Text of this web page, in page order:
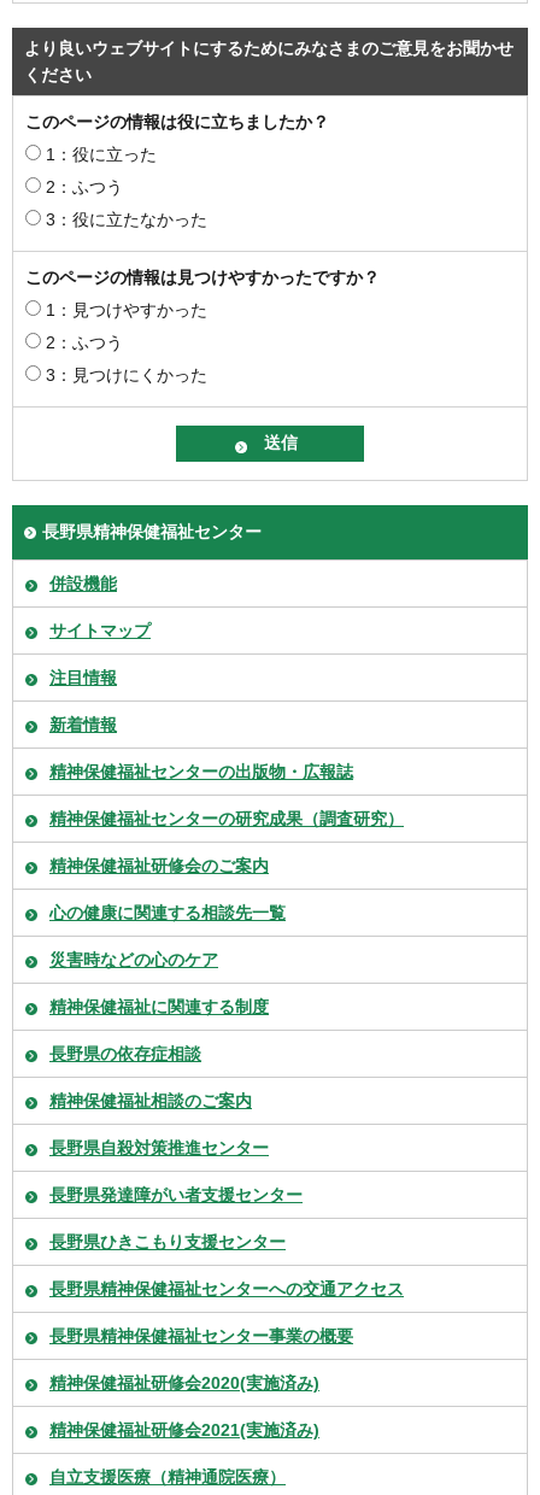
より良いウェブサイトにするためにみなさまのご意見をお聞かせ
ください
このページの情報は役に立ちましたか？
1：役に立った
2：ふつう
3：役に立たなかった
このページの情報は見つけやすかったですか？
1：見つけやすかった
2：ふつう
3：見つけにくかった
長野県精神保健福祉センター
併設機能
サイトマップ
注目情報
新着情報
精神保健福祉センターの出版物・広報誌
精神保健福祉センターの研究成果（調査研究）
精神保健福祉研修会のご案内
心の健康に関連する相談先一覧
災害時などの心のケア
精神保健福祉に関連する制度
長野県の依存症相談
精神保健福祉相談のご案内
長野県自殺対策推進センター
長野県発達障がい者支援センター
長野県ひきこもり支援センター
長野県精神保健福祉センターへの交通アクセス
長野県精神保健福祉センター事業の概要
精神保健福祉研修会2020(実施済み)
精神保健福祉研修会2021(実施済み)
自立支援医療（精神通院医療）